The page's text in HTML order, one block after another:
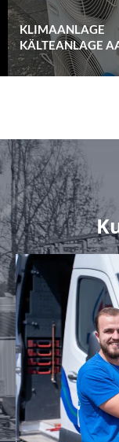
KLIMAANLAGE
KÄLTEANLAGE